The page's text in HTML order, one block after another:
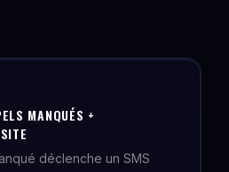
MANQUÉS +
déclenche un SMS